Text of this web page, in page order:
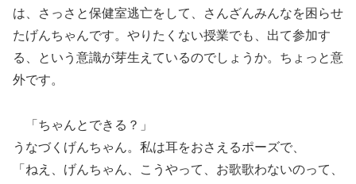
は、さっさと保健室逃亡をして、さんざんみんなを困らせ
たげんちゃんです。やりたくない授業でも、出て参加す
る、という意識が芽生えているのでしょうか。ちょっと意
外です。
「ちゃんとできる？」
うなづくげんちゃん。私は耳をおさえるポーズで、
「ねえ、げんちゃん、こうやって、お歌歌わないのって、